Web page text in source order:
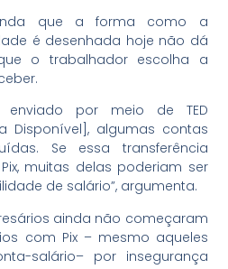
que a forma como a
é desenhada hoje não dá
o trabalhador escolha a
por meio de TED
Disponível], algumas contas
Se essa transferência
muitas delas poderiam ser
de salário”, argumenta.
ainda não começaram
com Pix – mesmo aqueles
salário– por insegurança